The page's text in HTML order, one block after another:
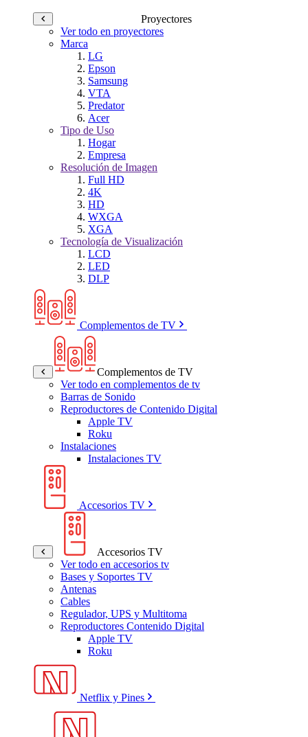
Proyectores
Ver todo en proyectores
Marca
LG
Epson
Samsung
VTA
Predator
Acer
Tipo de Uso
Hogar
Empresa
Resolución de Imagen
Full HD
4K
HD
WXGA
XGA
Tecnología de Visualización
LCD
LED
DLP
Complementos de TV
Complementos de TV
Ver todo en complementos de tv
Barras de Sonido
Reproductores de Contenido Digital
Apple TV
Roku
Instalaciones
Instalaciones TV
Accesorios TV
Accesorios TV
Ver todo en accesorios tv
Bases y Soportes TV
Antenas
Cables
Regulador, UPS y Multitoma
Reproductores Contenido Digital
Apple TV
Roku
Netflix y Pines